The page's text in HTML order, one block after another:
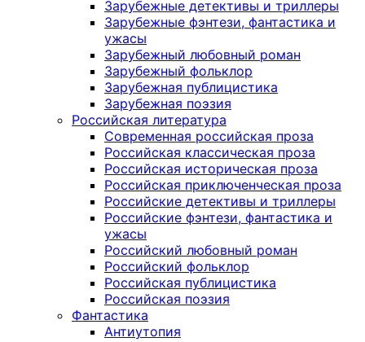
Зарубежные детективы и триллеры
Зарубежные фэнтези, фантастика и
ужасы
Зарубежный любовный роман
Зарубежный фольклор
Зарубежная публицистика
Зарубежная поэзия
Российская литература
Современная российская проза
Российская классическая проза
Российская историческая проза
Российская приключенческая проза
Российские детективы и триллеры
Российские фэнтези, фантастика и
ужасы
Российский любовный роман
Российский фольклор
Российская публицистика
Российская поэзия
Фантастика
Антиутопия